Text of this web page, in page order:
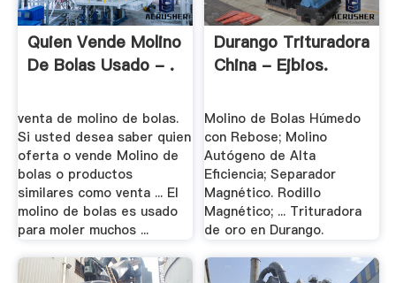
Quien Vende Molino
De Bolas Usado - .
venta de molino de bolas.
Si usted desea saber quien
oferta o vende Molino de
bolas o productos
similares como venta ... El
molino de bolas es usado
para moler muchos ...
Durango Trituradora
China - Ejbios.
Molino de Bolas Húmedo
con Rebose; Molino
Autógeno de Alta
Eficiencia; Separador
Magnético. Rodillo
Magnético; ... Trituradora
de oro en Durango.